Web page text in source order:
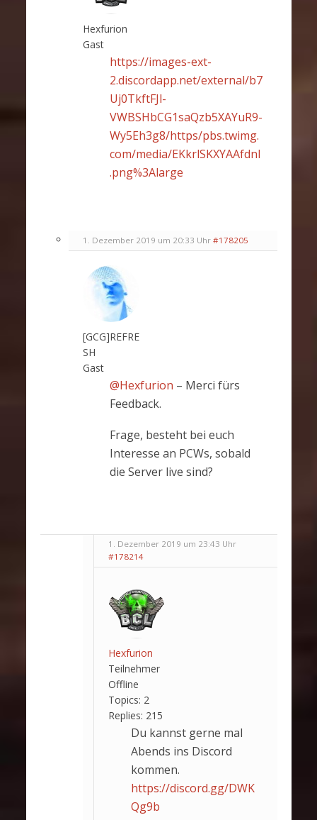
Hexfurion
Gast
https://images-ext-
2.discordapp.net/external/b7
Uj0TkftFJl-
VWBSHbCG1saQzb5XAYuR9-
Wy5Eh3g8/https/pbs.twimg.
com/media/EKkrlSKXYAAfdnI
.png%3Alarge
1. Dezember 2019 um 20:33 Uhr #178205
[GCG]REFRE
SH
Gast
@Hexfurion – Merci fürs
Feedback.
Frage, besteht bei euch
Interesse an PCWs, sobald
die Server live sind?
1. Dezember 2019 um 23:43 Uhr
#178214
Hexfurion
Teilnehmer
Offline
Topics: 2
Replies: 215
Du kannst gerne mal
Abends ins Discord
kommen.
https://discord.gg/DWK
Qg9b